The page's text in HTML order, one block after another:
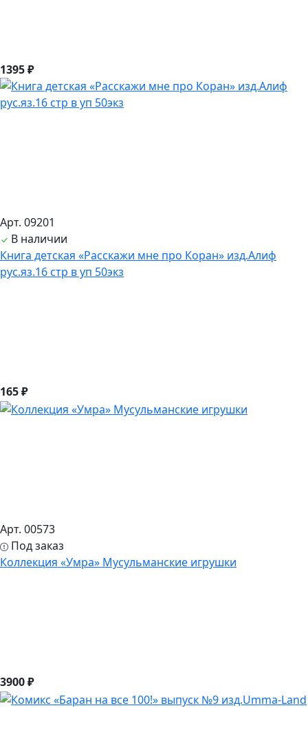
1395 ₽
Арт. 09201
В наличии
Книга детская «Расскажи мне про Коран» изд.Алиф
рус.яз.16 стр в уп 50экз
165 ₽
Арт. 00573
Под заказ
Коллекция «Умра» Мусульманские игрушки
3900 ₽